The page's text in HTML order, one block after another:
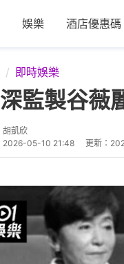
娛樂 酒店優惠碼
即時娛樂
監製谷薇
胡凱欣
2026-05-10 21:48 更新：